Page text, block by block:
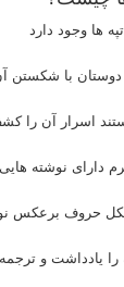
ها وجود دارد
با شکستن
اسرار آن را
نوشته هایی
حروف برعکس
را یادداشت و ترجمه